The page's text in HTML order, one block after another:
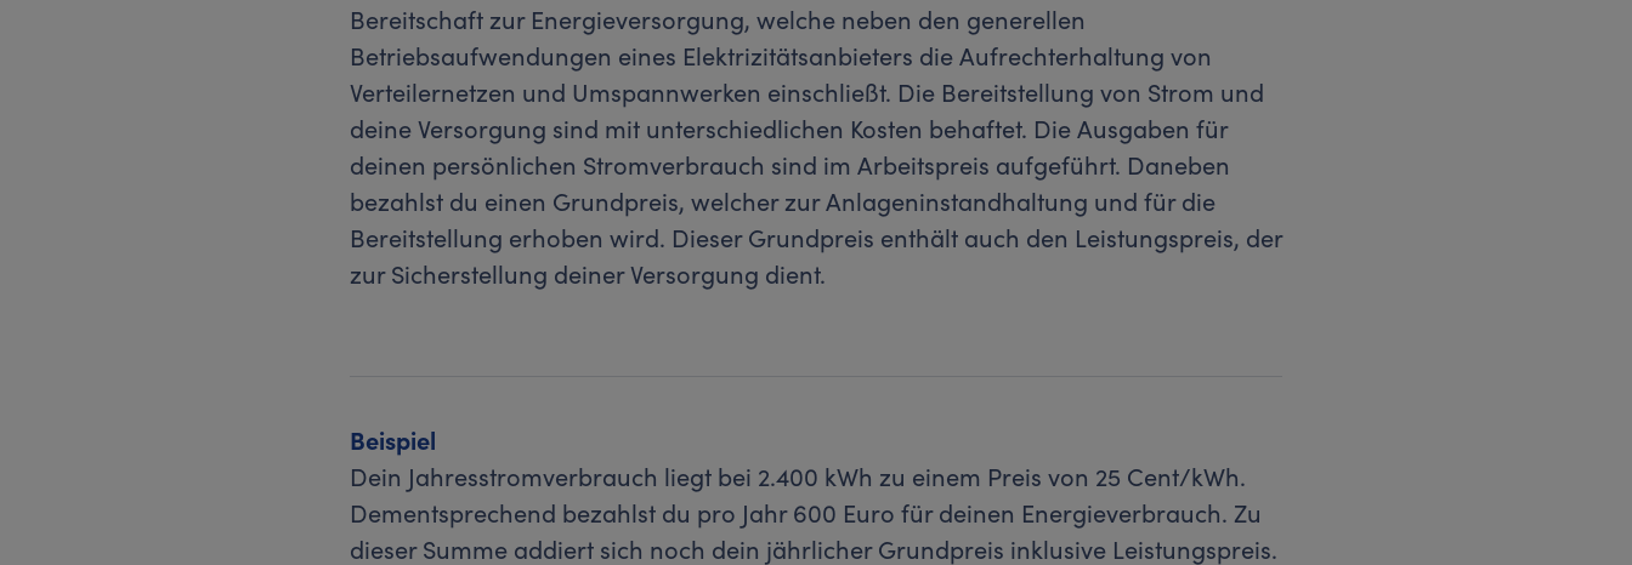
Bereitschaft zur Energieversorgung, welche neben den generellen
Betriebsaufwendungen eines Elektrizitätsanbieters die Aufrechterhaltung von
Verteilernetzen und Umspannwerken einschließt. Die Bereitstellung von Strom und
deine Versorgung sind mit unterschiedlichen Kosten behaftet. Die Ausgaben für
deinen persönlichen Stromverbrauch sind im Arbeitspreis aufgeführt. Daneben
bezahlst du einen Grundpreis, welcher zur Anlageninstandhaltung und für die
Bereitstellung erhoben wird. Dieser Grundpreis enthält auch den Leistungspreis, der
zur Sicherstellung deiner Versorgung dient.
Beispiel
Dein Jahresstromverbrauch liegt bei 2.400 kWh zu einem Preis von 25 Cent/kWh.
Dementsprechend bezahlst du pro Jahr 600 Euro für deinen Energieverbrauch. Zu
dieser Summe addiert sich noch dein jährlicher Grundpreis inklusive Leistungspreis.